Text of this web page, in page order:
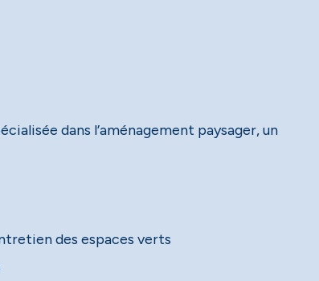
dans l’aménagement paysager, un
des espaces verts